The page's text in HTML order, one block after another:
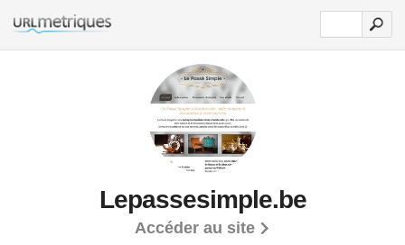
Lepassesimple.be
Accéder au site